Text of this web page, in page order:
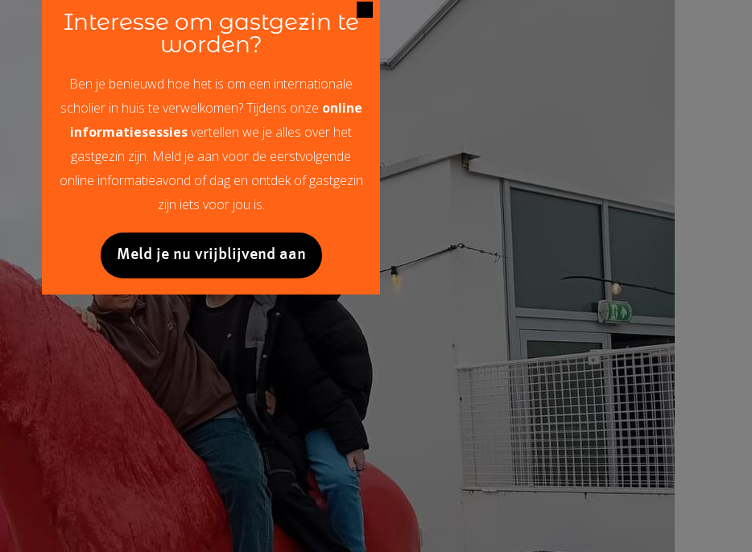
Interesse om gastgezin te
worden?
Ben je benieuwd hoe het is om een internationale
scholier in huis te verwelkomen? Tijdens onze online
informatiesessiesvertellen we je alles over het
gastgezin zijn. Meld je aan voor de eerstvolgende
online informatieavond of dag en ontdek of gastgezin
zijn iets voor jou is.
Meld je nu vrijblijvend aan